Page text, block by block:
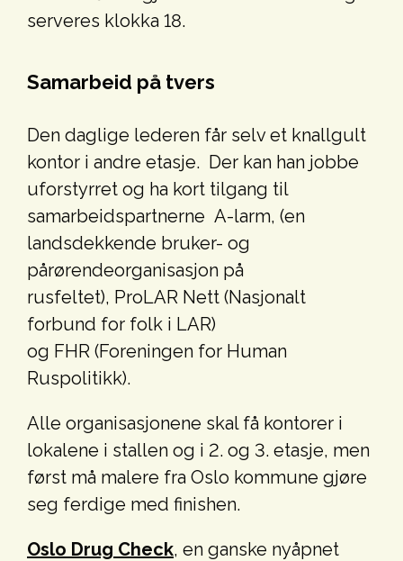
serveres klokka 18.
Samarbeid på tvers
Den daglige lederen får selv et knallgult
kontor i andre etasje. Der kan han jobbe
uforstyrret og ha kort tilgang til
samarbeidspartnerne A-larm, (en
landsdekkende bruker- og
pårørendeorganisasjon på
rusfeltet), ProLAR Nett (Nasjonalt
forbund for folk i LAR)
og FHR (Foreningen for Human
Ruspolitikk).
Alle organisasjonene skal få kontorer i
lokalene i stallen og i 2. og 3. etasje, men
først må malere fra Oslo kommune gjøre
seg ferdige med finishen.
Oslo Drug Check, en ganske nyåpnet